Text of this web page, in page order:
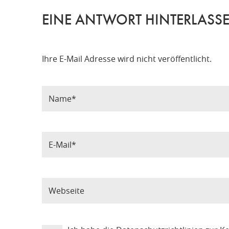
EINE ANTWORT
Ihre E-Mail Adresse wird nicht veröffentlicht.